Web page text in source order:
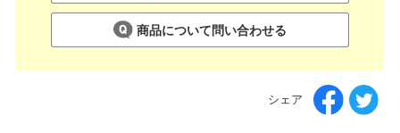
商品について問い合わせる
シェア